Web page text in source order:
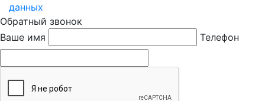
данных
Обратный звонок
Ваше имя
Телефон